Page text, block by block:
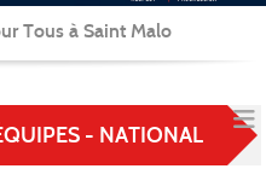
Tous à Saint Malo
- NATIONAL